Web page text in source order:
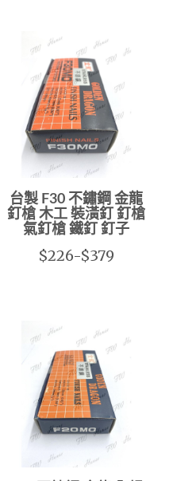
台製 F30 不鏽鋼 金龍
釘槍 木工 裝潢釘 釘槍
氣釘槍 鐵釘 釘子
$226-$379